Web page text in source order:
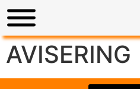
AVISERING